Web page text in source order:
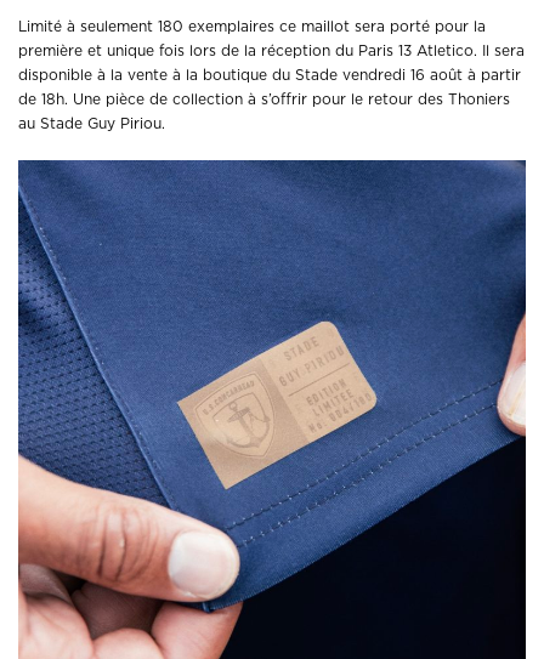
Limité à seulement 180 exemplaires ce maillot sera porté pour la
première et unique fois lors de la réception du Paris 13 Atletico. Il sera
disponible à la vente à la boutique du Stade vendredi 16 août à partir
de 18h. Une pièce de collection à s’offrir pour le retour des Thoniers
au Stade Guy Piriou.